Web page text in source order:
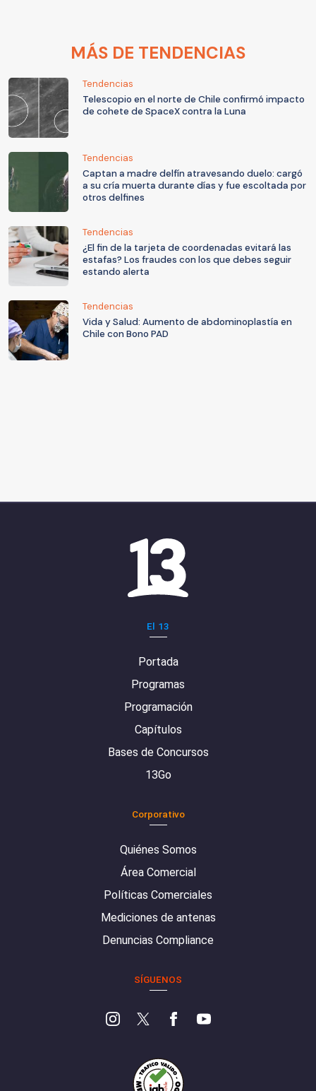
MÁS DE TENDENCIAS
Tendencias
Telescopio en el norte de Chile confirmó impacto
de cohete de SpaceX contra la Luna
Tendencias
Captan a madre delfín atravesando duelo: cargó
a su cría muerta durante días y fue escoltada por
otros delfines
Tendencias
¿El fin de la tarjeta de coordenadas evitará las
estafas? Los fraudes con los que debes seguir
estando alerta
Tendencias
Vida y Salud: Aumento de abdominoplastía en
Chile con Bono PAD
El 13
Portada
Programas
Programación
Capítulos
Bases de Concursos
13Go
Corporativo
Quiénes Somos
Área Comercial
Políticas Comerciales
Mediciones de antenas
Denuncias Compliance
SÍGUENOS